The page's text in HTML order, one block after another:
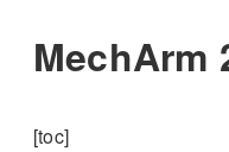
MechArm
[toc]